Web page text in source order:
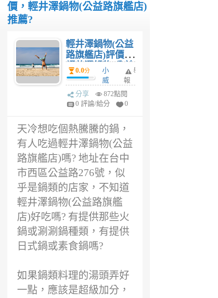
價，輕井澤鍋物(公益路旗艦店)
推薦?
輕井澤鍋物(公益
路旗艦店)評價，
輕井澤鍋物(公益
路旗艦店)推
薦?
0.0分
小
威
6
年
舉
報
分享
872點閱
0 評論/給分
0
天冷想吃個熱騰騰的鍋，
有人吃過輕井澤鍋物(公益
路旗艦店)嗎? 地址在台中
市西區公益路276號，似
乎是鍋類的店家，不知道
輕井澤鍋物(公益路旗艦
店)好吃嗎? 有提供那些火
鍋或涮涮鍋種類，有提供
日式鍋或素食鍋嗎?
如果鍋類料理的湯頭弄好
一點，應該是超級加分，